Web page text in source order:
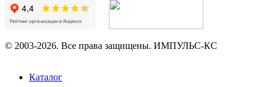
© 2003-2026. Все права защищены. ИМПУЛЬС-КС
Каталог